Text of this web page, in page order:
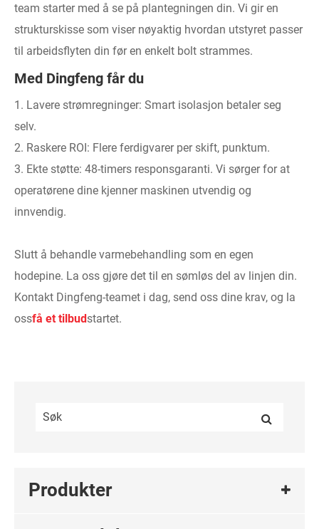
team starter med å se på plantegningen din. Vi gir en
strukturskisse som viser nøyaktig hvordan utstyret passer
til arbeidsflyten din før en enkelt bolt strammes.
Med Dingfeng får du
1. Lavere strømregninger: Smart isolasjon betaler seg
selv.
2. Raskere ROI: Flere ferdigvarer per skift, punktum.
3. Ekte støtte: 48-timers responsgaranti. Vi sørger for at
operatørene dine kjenner maskinen utvendig og
innvendig.
Slutt å behandle varmebehandling som en egen
hodepine. La oss gjøre det til en sømløs del av linjen din.
Kontakt Dingfeng-teamet i dag, send oss ​​dine krav, og la
ossfå et tilbudstartet.
Produkter